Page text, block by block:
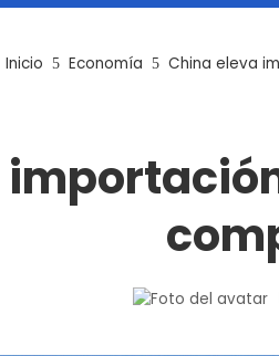
Inicio Economía China eleva